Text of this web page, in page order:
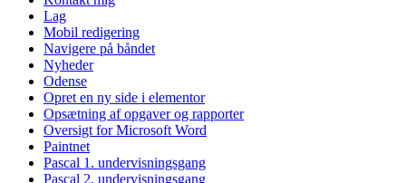
Lag
Mobil redigering
Navigere på båndet
Nyheder
Odense
Opret en ny side i elementor
Opsætning af opgaver og rapporter
Oversigt for Microsoft Word
Paintnet
Pascal 1. undervisningsgang
Pascal 2. undervisningsgang